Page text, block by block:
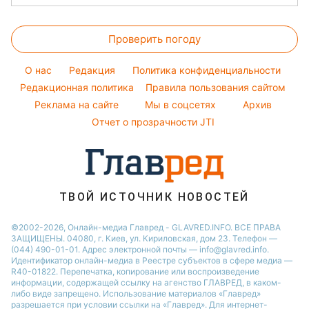
Виталий Козловский
София Ротару
Новости Тернополя
Новости Житомира
Новости Одессы
Новости Харькова
Новости Полтавы
Новости Сум
Легкие десерты
Праздничное меню
Тесты по картинке
Оптические иллюзии
Народные приметы
Все о шоу-бизнесе
Магнитные бури
Погода на сегодня
Погода на завтра
Пылевая буря
Проверить погоду
O нас Редакция
Политика конфиденциальности
Редакционная политика
Правила пользования сайтом
Реклама на сайте
Мы в соцсетях
Архив
Отчет о прозрачности JTI
ТВОЙ ИСТОЧНИК НОВОСТЕЙ
©2002-2026, Онлайн-медиа Главред - GLAVRED.INFO. ВСЕ ПРАВА
ЗАЩИЩЕНЫ. 04080, г. Киев, ул. Кириловская, дом 23. Телефон —
(044) 490-01-01. Адрес электронной почты — info@glavred.info.
Идентификатор онлайн-медиа в Реестре cубъектов в сфере медиа —
R40-01822. Перепечатка, копирование или воспроизведение
информации, содержащей ссылку на агенство ГЛАВРЕД, в каком-
либо виде запрещено. Использование материалов «Главред»
разрешается при условии ссылки на «Главред». Для интернет-